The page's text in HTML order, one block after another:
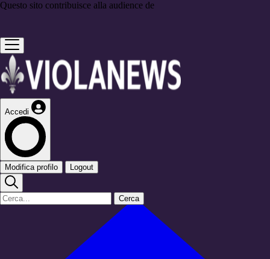
Questo sito contribuisce alla audience de
Accedi
Modifica profilo Logout
Cerca